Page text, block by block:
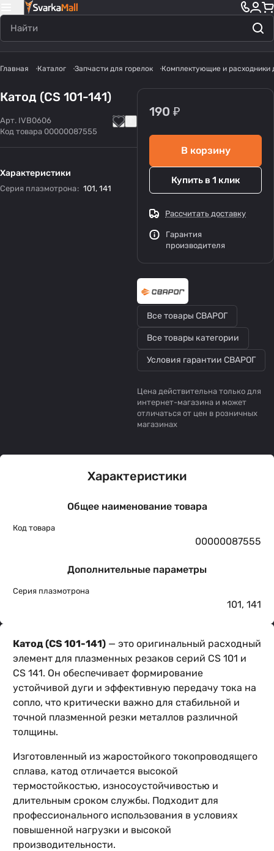
Главная Каталог Запчасти для горелок Комплектующие и расходники
Катод (CS 101-141)
Арт. IVB0606
Код товара 00000087555
Характеристики
Серия плазмотрона: 101, 141
190 ₽
В корзину
Купить в 1 клик
Рассчитать доставку
Гарантия
производителя
Все товары СВАРОГ
Все товары категории
Условия гарантии СВАРОГ
Цена действительна только для
интернет-магазина и может
отличаться от цен в розничных
магазинах
Характеристики
Общее наименование товара
Код товара
00000087555
Дополнительные параметры
Серия плазмотрона
101, 141
Катод (CS 101-141) — это оригинальный расходный
элемент для плазменных резаков серий CS 101 и
CS 141. Он обеспечивает формирование
устойчивой дуги и эффективную передачу тока на
сопло, что критически важно для стабильной и
точной плазменной резки металлов различной
толщины.
Изготовленный из жаростойкого токопроводящего
сплава, катод отличается высокой
термостойкостью, износоустойчивостью и
длительным сроком службы. Подходит для
профессионального использования в условиях
повышенной нагрузки и высокой
производительности.